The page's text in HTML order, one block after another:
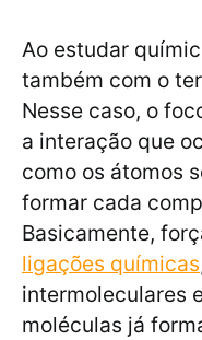
Ao estudar
também com o
Nesse caso, o
a interação que
como os átomos
formar cada
Basicamente,
ligações químicas
intermoleculares
moléculas já